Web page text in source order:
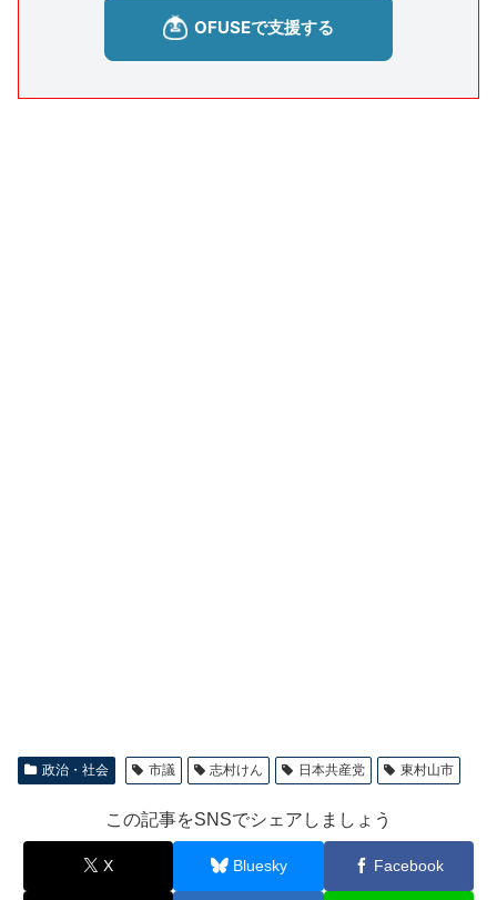
政治・社会 市議 志村けん 日本共産党 東村山市
この記事をSNSでシェアしましょう
X Bluesky Facebook